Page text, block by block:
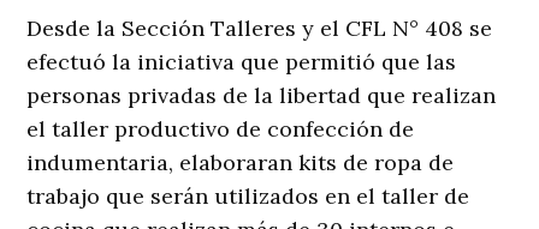
Desde la Sección Talleres y el CFL N° 408 se
efectuó la iniciativa que permitió que las
personas privadas de la libertad que realizan
el taller productivo de confección de
indumentaria, elaboraran kits de ropa de
trabajo que serán utilizados en el taller de